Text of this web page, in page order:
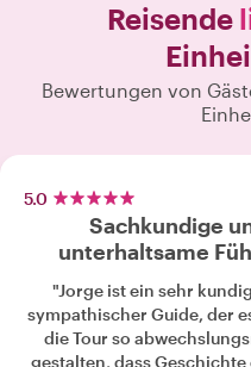
Reisende
Bewertungen von
5.0
Sachkundige
unterhaltsame
"Jorge ist ein sehr
sympathischer Guide, der
die Tour so
gestalten, dass